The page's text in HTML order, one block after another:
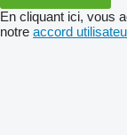
En cliquant ici, vous
notre accord